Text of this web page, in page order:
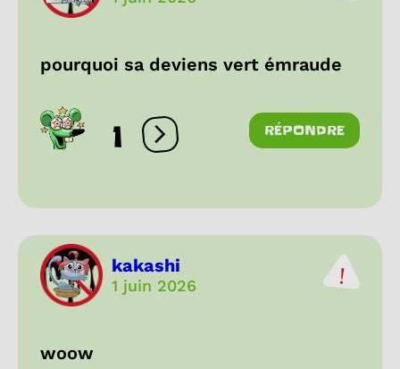
pourquoi sa deviens vert émraude
1 Ouvrir les réactions
RÉPONDRE
kakashi
1 juin 2026
woow